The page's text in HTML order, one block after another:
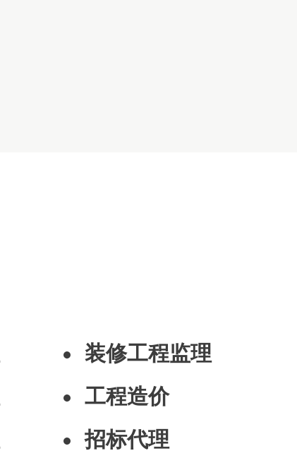
装修工程监理
工程造价
招标代理